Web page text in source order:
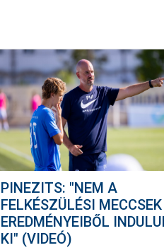
PINEZITS: "NEM A
FELKÉSZÜLÉSI MECCSEK
EREDMÉNYEIBŐL
KI" (VIDEÓ)